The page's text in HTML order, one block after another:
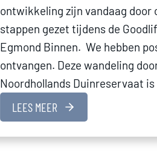
ontwikkeling zijn vandaag door
stappen gezet tijdens de
Egmond Binnen. We hebben
ontvangen. Deze wandeling
Noordhollands Duinreservaat
LEES MEER